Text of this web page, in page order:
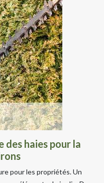
haies pour la
pour les propriétés. Un